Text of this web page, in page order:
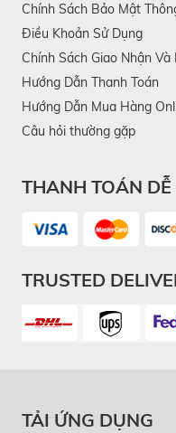
Chính Sách Bảo Mật
Điều Khoản Sử Dụng
Chính Sách Giao Nhận Và
Hướng Dẫn Thanh Toán
Hướng Dẫn Mua Hàng
Câu hỏi thường gặp
THANH TOÁN
TRUSTED
TẢI ỨNG DỤNG